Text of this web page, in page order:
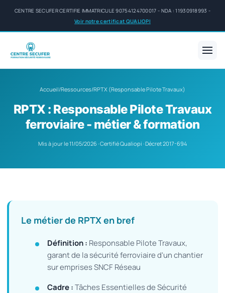
CENTRE SECUFER CERTIFIE IMMATRICULE 90754124700017 - NDA : 11930918993 -
Voir notre certificat QUALIOPI
Accueil/Ressources/RPTX (Responsable Pilote Travaux)
RPTX : Responsable Pilote Travaux
ferroviaire - métier & formation
Mis à jour le 11/05/2026 · Certifié Qualiopi · Décret 2017-694
Le métier de RPTX en bref
Définition : Responsable Pilote Travaux,
garant de la sécurité ferroviaire d'un chantier
sur emprises SNCF Réseau
Cadre :Tâches Essentielles de Sécurité